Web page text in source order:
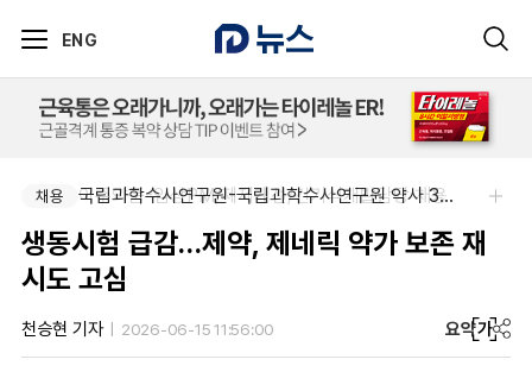
ENG
채용 아주약품-임상PM/제제개선/건기식개발담당 채용
채용 국립과학수사연구원-국립과학수사연구원 약사 3명 채용
생동시험 급감…제약, 제네릭 약가 보존 재
시도 고심
천승현 기자 2026-06-15 11:56:00 요약가